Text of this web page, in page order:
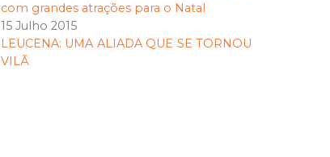
com grandes atrações para o Natal
15 Julho 2015
LEUCENA: UMA ALIADA QUE SE TORNOU
VILÃ